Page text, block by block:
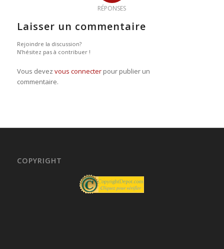
RÉPONSES
Laisser un commentaire
Rejoindre la discussion?
N’hésitez pas à contribuer !
Vous devez vous connecterpour publier un
commentaire.
COPYRIGHT